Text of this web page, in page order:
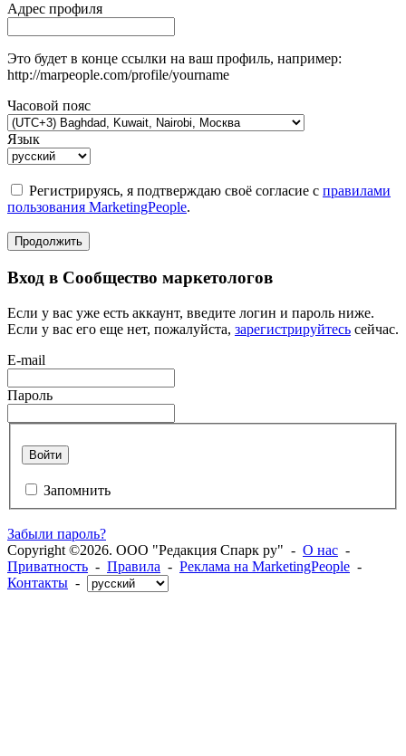
Адрес профиля
Это будет в конце ссылки на ваш профиль, например:
http://marpeople.com/profile/yourname
Часовой пояс
Язык
Регистрируясь, я подтверждаю своё согласие с правилами
пользования MarketingPeople.
Продолжить
Вход в Сообщество маркетологов
Если у вас уже есть аккаунт, введите логин и пароль ниже.
Если у вас его еще нет, пожалуйста, зарегистрируйтесь сейчас.
E-mail
Пароль
Войти
Запомнить
Забыли пароль?
Copyright ©2026. ООО "Редакция Спарк ру" - О нас -
Приватность - Правила - Реклама на MarketingPeople -
Контакты -